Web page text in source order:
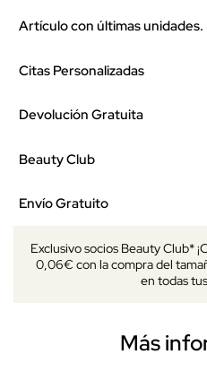
Artículo con últimas unidades.
Citas Personalizadas
Devolución Gratuita
Beauty Club
Envío Gratuito
Exclusivo socios Beauty Club*
0,06€ con la compra del
en todas
Más